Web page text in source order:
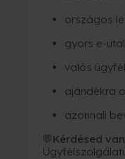
országos
gyors e-
valós
ajándékra
azonnali
💬Kérdésed